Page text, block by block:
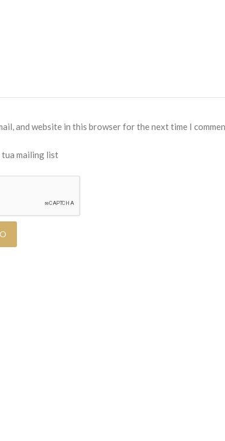
and website in this browser for the next time I
tua mailing list